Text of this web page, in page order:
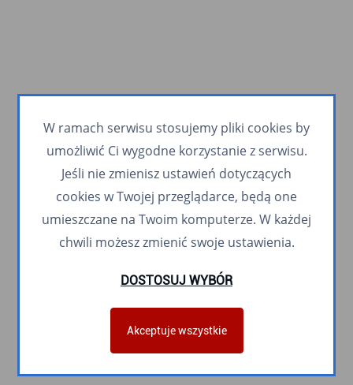
W ramach serwisu stosujemy pliki cookies by
umożliwić Ci wygodne korzystanie z serwisu.
Jeśli nie zmienisz ustawień dotyczących
cookies w Twojej przeglądarce, będą one
umieszczane na Twoim komputerze. W każdej
chwili możesz zmienić swoje ustawienia.
DOSTOSUJ WYBÓR
Akceptuje wszystkie